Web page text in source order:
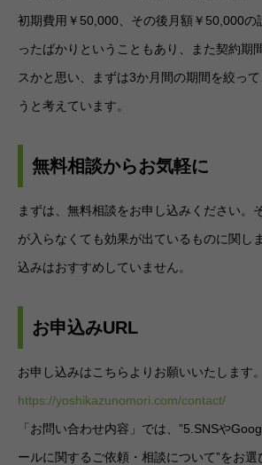
初期費用￥50,000、その後月額￥50,000の
ったばかりということもあり、また契約期
スかと思い、まずは3か月間の期間を絞っ
うと考えています。
無料相談からお気軽に
まずは、無料相談をお申し込みください。
が入らなくても効果が出ているものに関し
込みはおすすめしていません。
お申込みURL
お申し込みはこちらよりお願いいたします。
https://yoshikazunomori.com/contact/
「お問い合わせ内容」では、”5.SNSや
ールに関するご依頼・相談について”をお選